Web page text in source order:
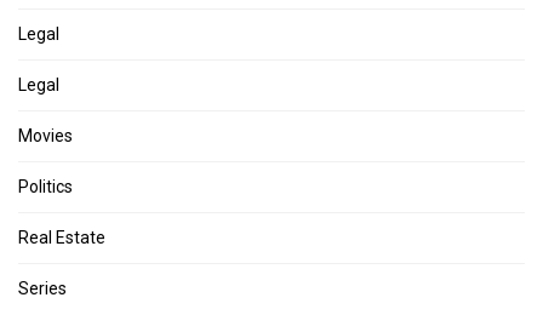
Legal
Legal
Movies
Politics
Real Estate
Series